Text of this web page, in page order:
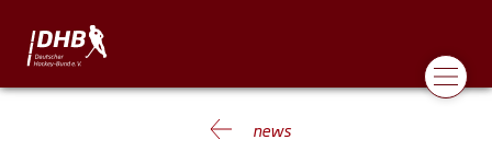
news